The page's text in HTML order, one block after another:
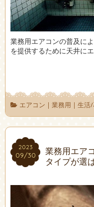
業務用エアコンの普及に
を提供するために天井に
エアコン | 業務用 | 生活/
2023
09/30
2023
09/30
業務用エア
タイプが選